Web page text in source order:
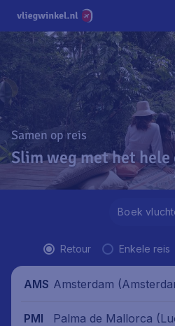
Samen op reis
Slim weg met het hele
Boek
Retour Enkele reis
AMS Amsterdam
PMI
Palma de Mallorca